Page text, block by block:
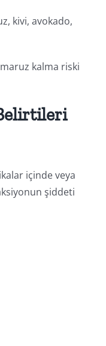
kivi, avokado,
kalma riski
içinde veya
şiddeti